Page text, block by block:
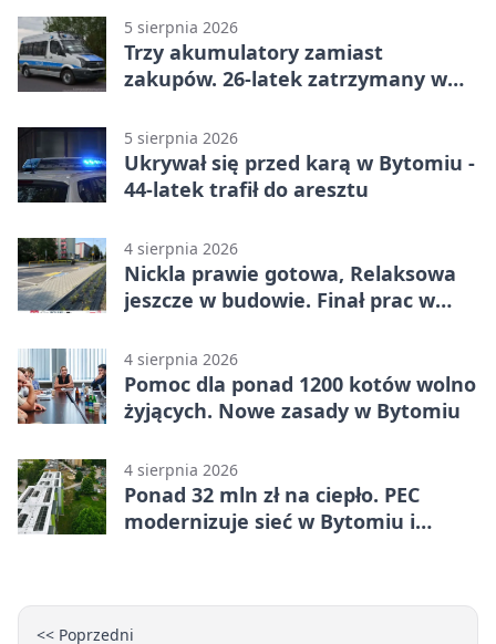
5 sierpnia 2026
Trzy akumulatory zamiast
zakupów. 26-latek zatrzymany w
5 sierpnia 2026
Ukrywał się przed karą w Bytomiu -
44-latek trafił do aresztu
4 sierpnia 2026
Nickla prawie gotowa, Relaksowa
jeszcze w budowie. Finał prac w
4 sierpnia 2026
Pomoc dla ponad 1200 kotów wolno
żyjących. Nowe zasady w Bytomiu
4 sierpnia 2026
Ponad 32 mln zł na ciepło. PEC
modernizuje sieć w Bytomiu i
<< Poprzedni